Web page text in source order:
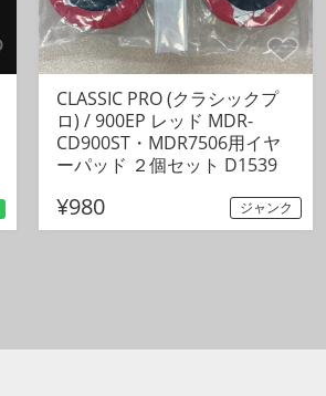
CLASSIC PRO (クラシックプ
ロ) / 900EP レッド MDR-
CD900ST・MDR7506用イヤ
ーパッド ２個セット D1539
¥980 ジャンク